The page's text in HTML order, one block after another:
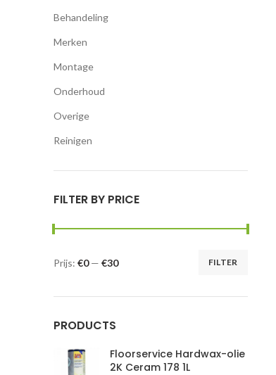
Behandeling
Merken
Montage
Onderhoud
Overige
Reinigen
FILTER BY PRICE
Min.
Max.
FILTER
Prijs: €0— €30
PRODUCTS
Floorservice Hardwax-olie
2K Ceram 178 1L